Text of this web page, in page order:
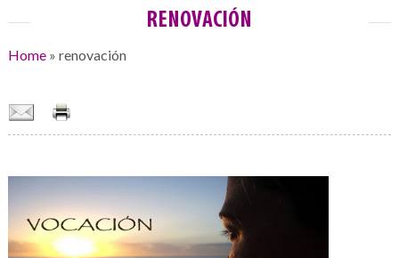
RENOVACIÓN
Home» renovación